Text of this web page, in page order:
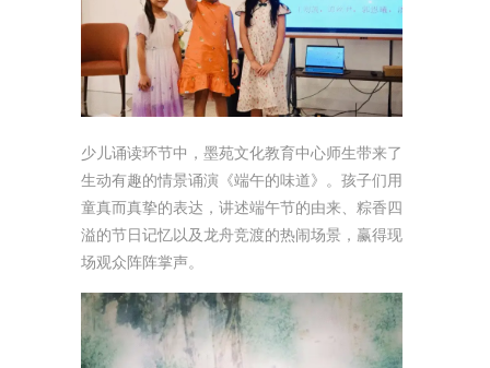
少儿诵读环节中，墨苑文化教育中心师生带来了
生动有趣的情景诵演《端午的味道》。孩子们用
童真而真挚的表达，讲述端午节的由来、粽香四
溢的节日记忆以及龙舟竞渡的热闹场景，赢得现
场观众阵阵掌声。